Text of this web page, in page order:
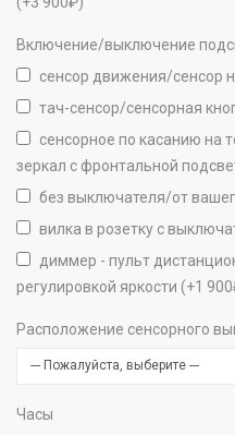
Включение/выключение
сенсор движения/сенсор
тач-сенсор/сенсорная
сенсорное по касанию на
зеркал с фронтальной
без выключателя/от
вилка в розетку с
диммер - пульт
регулировкой яркости (+1
Расположение сенсорного
Часы